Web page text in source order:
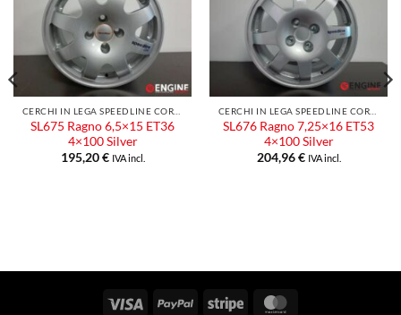
Aggiungi
alla lista
desideri
SL675 Ragno 6,5×15 ET36
4×100 Silver
195,20€ IVA incl.
Aggiungi
alla lista
desideri
SL676 Ragno 7,25×16 ET53
4×100 Silver
204,96€ IVA incl.
Visa PayPal Stripe